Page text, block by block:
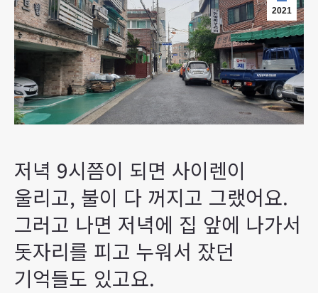
2021
저녁 9시쯤이 되면 사이렌이
울리고, 불이 다 꺼지고 그랬어요.
그러고 나면 저녁에 집 앞에 나가서
돗자리를 피고 누워서 잤던
기억들도 있고요.